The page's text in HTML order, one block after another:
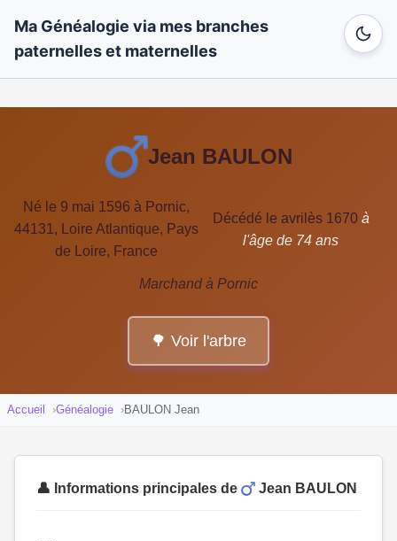
Ma Généalogie via mes branches
paternelles et maternelles
Jean BAULON
Né le 9 mai 1596 à Pornic,
44131, Loire Atlantique, Pays
de Loire, France
Décédé le avrilès 1670 à
l'âge de 74 ans
Marchand à Pornic
🌳 Voir l'arbre
Accueil Généalogie BAULON Jean
👤 Informations principales de Jean BAULON